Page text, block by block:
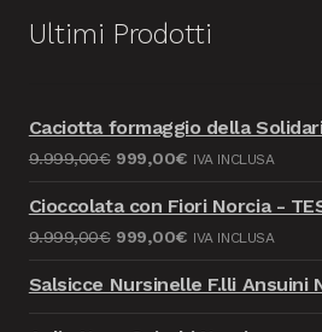
Ultimi Prodotti
Caciotta formaggio della
9.999,00€ Il
originale
era:
9.999,00€.
999,00€Il
attuale
è:
999,00€.
IVA INCLUSA
Cioccolata con Fiori Norcia -
9.999,00€ Il
originale
999,00€Il
attuale
è:
IVA INCLUSA
Salsicce Nursinelle F.lli Ansuini